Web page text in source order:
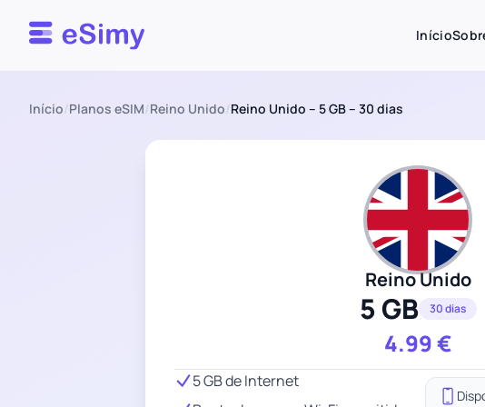
Esimy Início
Início/Planos eSIM/Reino Unido/Reino Unido – 5 GB – 30 dias
Reino Unido
5 GB 30 dias
4.99€
5 GB de Internet